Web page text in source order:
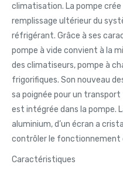
climatisation. La pompe
remplissage ultérieur du
réfrigérant. Grâce à ses
pompe à vide convient à la
des climatiseurs, pompe à
frigorifiques. Son nouveau
sa poignée pour un
est intégrée dans la pompe.
aluminium, d’un écran a
contrôler le fonctionnement
Caractéristiques